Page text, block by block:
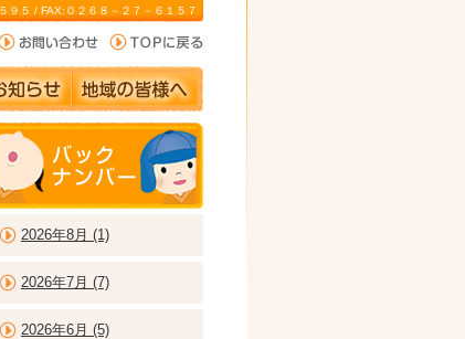
５ / FAX:０２６８－２７－６１５７
2026年8月 (1)
2026年7月 (7)
2026年6月 (5)